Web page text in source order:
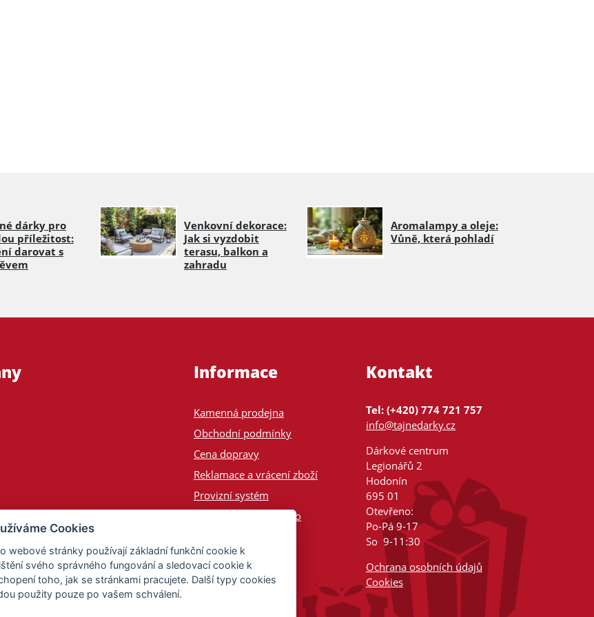
dárky pro
příležitost:
darovat s
Venkovní dekorace:
Jak si vyzdobit
terasu, balkon a
zahradu
Aromalampy a oleje:
Vůně, která pohladí
Informace
Kamenná prodejna
Obchodní podmínky
Cena dopravy
Reklamace a vrácení zboží
Provizní systém
Odeslání na Slovensko
Kontakt
Tel: (+420) 774 721 757
info@tajnedarky.cz
Dárkové centrum
Legionářů 2
Hodonín
695 01
Otevřeno:
Po-Pá 9-17
So 9-11:30
Ochrana osobních údajů
Cookies
Cookies
webové stránky používají základní funkční cookie k
svého správného fungování a sledovací cookie k
toho, jak se stránkami pracujete. Další typy cookies
použity pouze po vašem schválení.